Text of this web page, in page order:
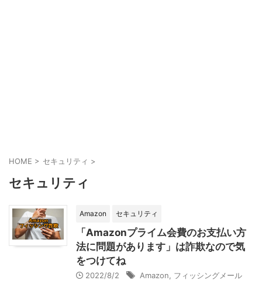
HOME > セキュリティ >
セキュリティ
Amazon セキュリティ
「Amazonプライム会費のお支払い方
法に問題があります」は詐欺なので気
をつけてね
2022/8/2 Amazon フィッシングメール